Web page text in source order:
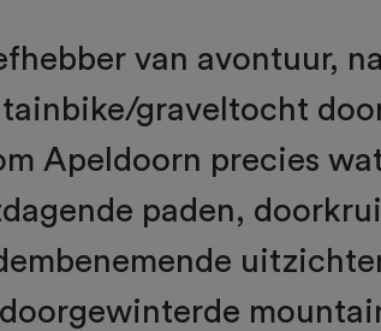
van avontuur,
graveltocht
Apeldoorn precies
paden,